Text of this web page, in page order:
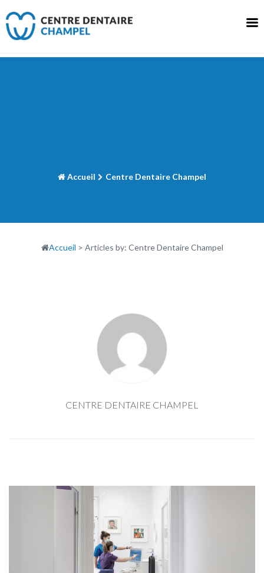
to
content
Accueil Centre Dentaire Champel
Accueil > Articles by: Centre Dentaire Champel
CENTRE DENTAIRE CHAMPEL